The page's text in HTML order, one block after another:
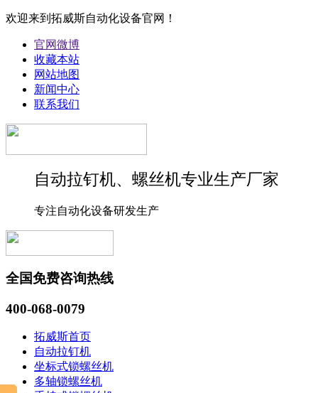
欢迎来到拓威斯自动化设备官网！
官网微博
收藏本站
网站地图
新闻中心
联系我们
自动拉钉机、螺丝机专业生产厂家
专注自动化设备研发生产
全国免费咨询热线
400-068-0079
拓威斯首页
自动拉钉机
坐标式锁螺丝机
多轴锁螺丝机